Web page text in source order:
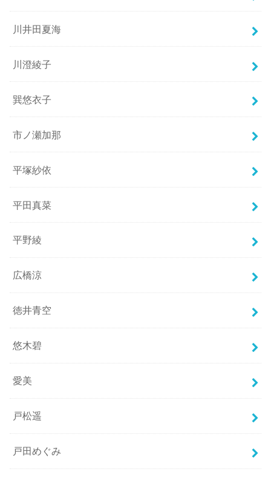
川井田夏海
川澄綾子
巽悠衣子
市ノ瀬加那
平塚紗依
平田真菜
平野綾
広橋涼
徳井青空
悠木碧
愛美
戸松遥
戸田めぐみ